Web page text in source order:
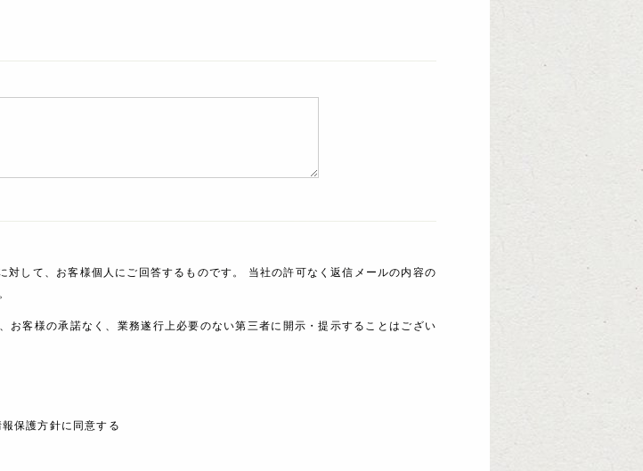
して、お客様個人にご回答するものです。 当社の許可なく返信メールの内容の
お客様の承諾なく、業務遂行上必要のない第三者に開示・提示することはござい
保護方針に同意する